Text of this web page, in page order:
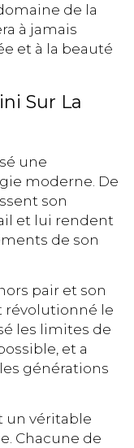
de la
à jamais
et à la beauté
Sur La
une
moderne. De
son
et lui rendent
de son
pair et son
révolutionné le
les limites de
et a
générations
un véritable
Chacune de